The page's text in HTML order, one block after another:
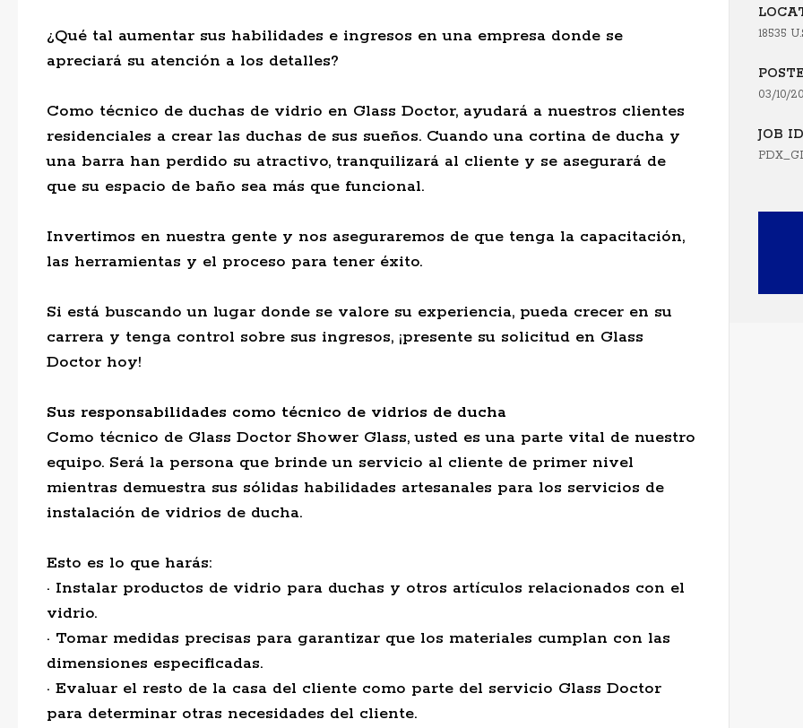
18535
03/10/
JOB ID
¿Qué tal aumentar sus habilidades e ingresos en una empresa donde se
apreciará su atención a los detalles?
Como técnico de duchas de vidrio en Glass Doctor, ayudará a nuestros clientes
residenciales a crear las duchas de sus sueños. Cuando una cortina de ducha y
una barra han perdido su atractivo, tranquilizará al cliente y se asegurará de
que su espacio de baño sea más que funcional.
Invertimos en nuestra gente y nos aseguraremos de que tenga la capacitación,
las herramientas y el proceso para tener éxito.
Si está buscando un lugar donde se valore su experiencia, pueda crecer en su
carrera y tenga control sobre sus ingresos, ¡presente su solicitud en Glass
Doctor hoy!
Sus responsabilidades como técnico de vidrios de ducha
Como técnico de Glass Doctor Shower Glass, usted es una parte vital de nuestro
equipo. Será la persona que brinde un servicio al cliente de primer nivel
mientras demuestra sus sólidas habilidades artesanales para los servicios de
instalación de vidrios de ducha.
Esto es lo que harás:
· Instalar productos de vidrio para duchas y otros artículos relacionados con el
vidrio.
· Tomar medidas precisas para garantizar que los materiales cumplan con las
dimensiones especificadas.
· Evaluar el resto de la casa del cliente como parte del servicio Glass Doctor
para determinar otras necesidades del cliente.